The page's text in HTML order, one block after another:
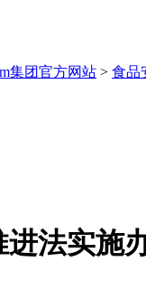
集团官方网站 > 食品
进法实施